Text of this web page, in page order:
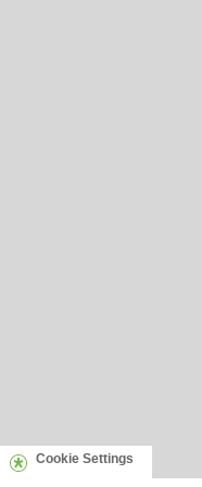
Cookie Settings